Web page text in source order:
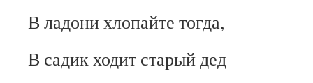
В ладони хлопайте тогда,
В садик ходит старый дед